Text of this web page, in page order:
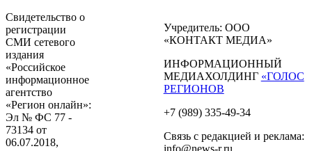
Свидетельство о
регистрации
СМИ сетевого
издания
«Российское
информационное
агентство
«Регион онлайн»:
Эл № ФС 77 -
73134 от
06.07.2018,
Учредитель: ООО
«КОНТАКТ МЕДИА»
ИНФОРМАЦИОННЫЙ
МЕДИАХОЛДИНГ «ГОЛОС
РЕГИОНОВ
+7 (989) 335-49-34
Связь с редакцией и реклама:
info@news-r.ru